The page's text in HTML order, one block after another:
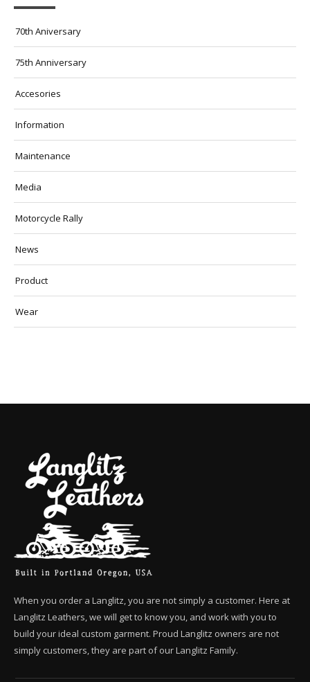
70th Aniversary
75th Anniversary
Accesories
Information
Maintenance
Media
Motorcycle Rally
News
Product
Wear
When you order a Langlitz, you are not simply a customer. Here at
Langlitz Leathers, we will get to know you, and work with you to
build your ideal custom garment. Proud Langlitz owners are not
simply customers, they are part of our Langlitz Family.